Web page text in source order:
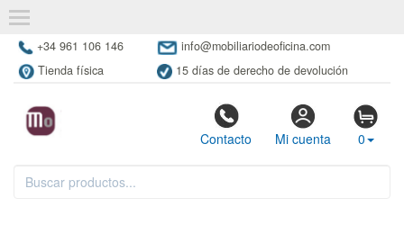
+34 961 106 146
info@mobiliariodeoficina.com
Tienda física
15 días de derecho de devolución
Contacto Mi cuenta 0